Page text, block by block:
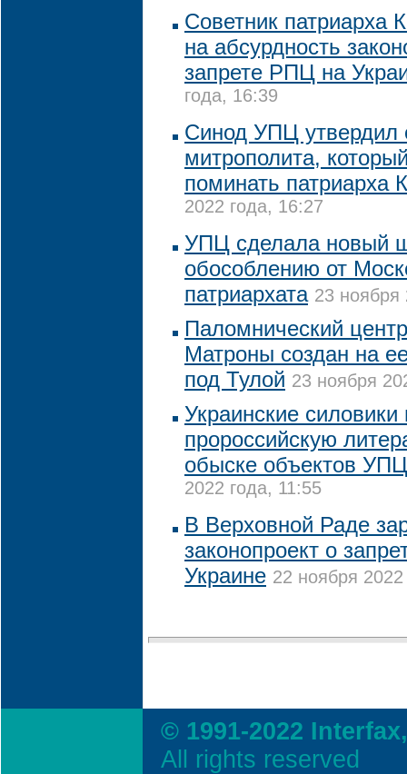
Советник патриарха
на абсурдность
запрете РПЦ на
года, 16:39
Синод УПЦ утвердил
митрополита,
поминать патриарха
2022 года, 16:27
УПЦ сделала новый
обособлению от
патриархата 23 ноября
Паломнический
Матроны создан на
под Тулой 23 ноября
Украинские
пророссийскую
обыске объектов
2022 года, 11:55
В Верховной Раде
законопроект о
Украине 22 ноября
© 1991-2022
All rights reserved